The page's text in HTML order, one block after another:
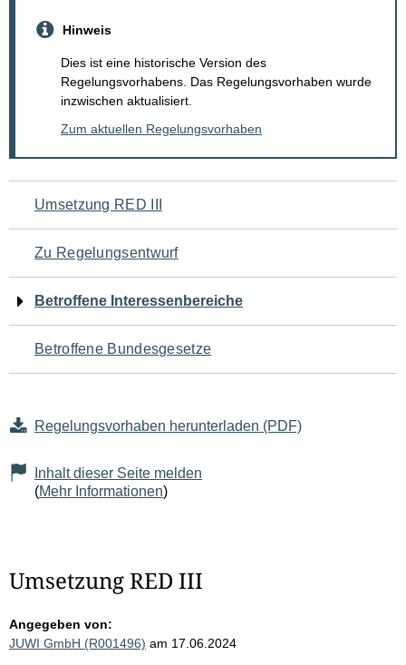
Hinweis
Dies ist eine historische Version des
Regelungsvorhabens. Das Regelungsvorhaben wurde
inzwischen aktualisiert.
Zum aktuellen Regelungsvorhaben
Navigation
für
den
Seiteninhalt
Umsetzung RED III
Zu Regelungsentwurf
Betroffene Interessenbereiche
Betroffene Bundesgesetze
Regelungsvorhaben herunterladen (PDF)
Inhalt dieser Seite melden
(Mehr Informationen)
Umsetzung RED III
Angegeben von:
JUWI GmbH (R001496) am 17.06.2024